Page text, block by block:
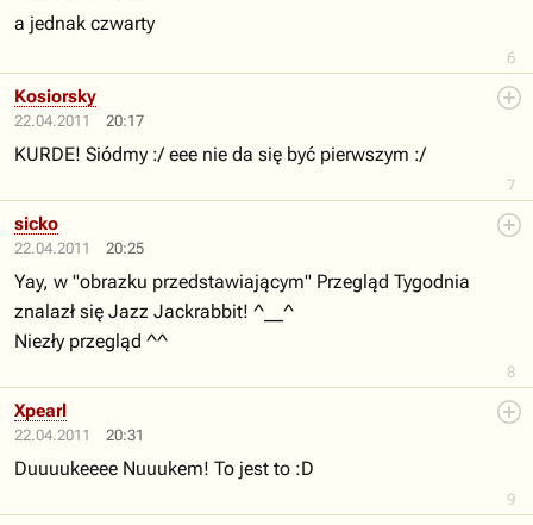
6
a jednak czwarty
22.04.2011 20:17
7
Kosiorsky
KURDE! Siódmy :/ eee nie da się być pierwszym :/
22.04.2011 20:25
8
sicko
Yay, w "obrazku przedstawiającym" Przegląd Tygodnia
znalazł się Jazz Jackrabbit! ^__^
Niezły przegląd ^^
22.04.2011 20:31
9
Xpearl
Duuuukeeee Nuuukem! To jest to :D